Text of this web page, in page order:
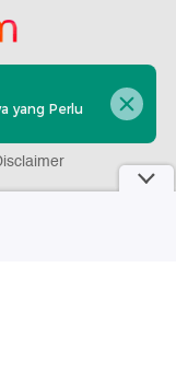
yang Perlu